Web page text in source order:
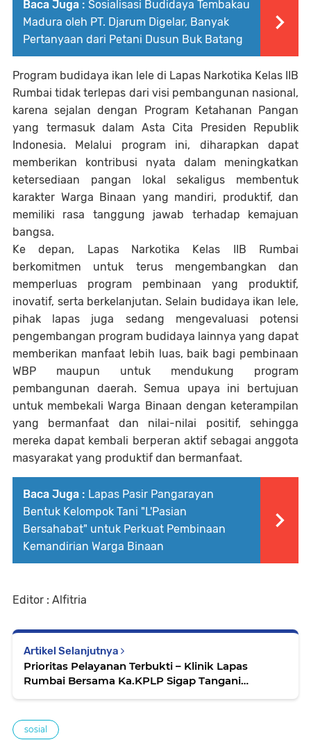
Baca Juga : Sosialisasi Budidaya Tembakau
Madura oleh PT. Djarum Digelar, Banyak
Pertanyaan dari Petani Dusun Buk Batang
Program budidaya ikan lele di Lapas Narkotika Kelas IIB
Rumbai tidak terlepas dari visi pembangunan nasional,
karena sejalan dengan Program Ketahanan Pangan
yang termasuk dalam Asta Cita Presiden Republik
Indonesia. Melalui program ini, diharapkan dapat
memberikan kontribusi nyata dalam meningkatkan
ketersediaan pangan lokal sekaligus membentuk
karakter Warga Binaan yang mandiri, produktif, dan
memiliki rasa tanggung jawab terhadap kemajuan
bangsa.
Ke depan, Lapas Narkotika Kelas IIB Rumbai
berkomitmen untuk terus mengembangkan dan
memperluas program pembinaan yang produktif,
inovatif, serta berkelanjutan. Selain budidaya ikan lele,
pihak lapas juga sedang mengevaluasi potensi
pengembangan program budidaya lainnya yang dapat
memberikan manfaat lebih luas, baik bagi pembinaan
WBP maupun untuk mendukung program
pembangunan daerah. Semua upaya ini bertujuan
untuk membekali Warga Binaan dengan keterampilan
yang bermanfaat dan nilai-nilai positif, sehingga
mereka dapat kembali berperan aktif sebagai anggota
masyarakat yang produktif dan bermanfaat.
Baca Juga : Lapas Pasir Pangarayan
Bentuk Kelompok Tani "L'Pasian
Bersahabat" untuk Perkuat Pembinaan
Kemandirian Warga Binaan
Editor : Alfitria
Artikel Selanjutnya
Prioritas Pelayanan Terbukti – Klinik Lapas
Rumbai Bersama Ka.KPLP Sigap Tangani
sosial